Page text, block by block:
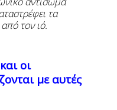
τα
τον ιό.
και οι
με αυτές